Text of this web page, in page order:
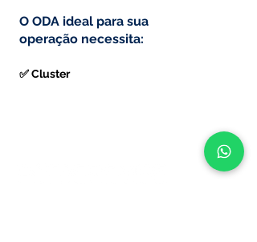
O ODA ideal para sua
operação necessita:
✅ Cluster